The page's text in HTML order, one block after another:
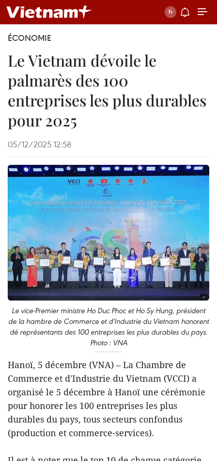
ÉCONOMIE
Le Vietnam dévoile le
palmarès des 100
entreprises les plus durables
pour 2025
05/12/2025 12:58
Le vice-Premier ministre Ho Duc Phoc et Ho Sy Hung, président
de la hambre de Commerce et d'Industrie du Vietnam honorent
dé représentants des 100 entreprises les plus durables du pays.
Photo : VNA
Hanoï, 5 décembre (VNA) – La Chambre de
Commerce et d'Industrie du Vietnam (VCCI) a
organisé le 5 décembre à Hanoï une cérémonie
pour honorer les 100 entreprises les plus
durables du pays, tous secteurs confondus
(production et commerce-services).